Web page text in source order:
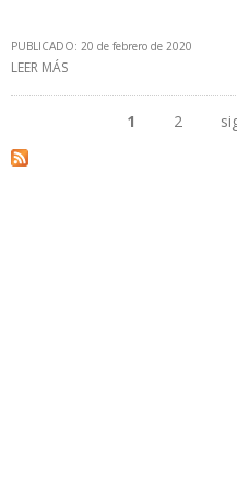
PUBLICADO: 20 de febrero de 2020
LEER MÁS
Páginas
1 2